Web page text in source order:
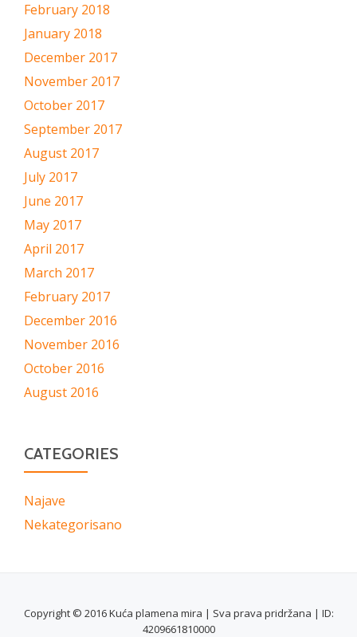
February 2018
January 2018
December 2017
November 2017
October 2017
September 2017
August 2017
July 2017
June 2017
May 2017
April 2017
March 2017
February 2017
December 2016
November 2016
October 2016
August 2016
CATEGORIES
Najave
Nekategorisano
Copyright © 2016 Kuća plamena mira | Sva prava pridržana | ID:
4209661810000